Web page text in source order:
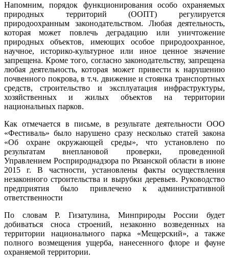
Напомним, порядок функционирования особо охраняемых
природных территорий (ООПТ) регулируется
природоохранным законодательством. Любая деятельность,
которая может повлечь деградацию или уничтожение
природных объектов, имеющих особое природоохранное,
научное, историко-культурное или иное ценное значение
запрещена. Кроме того, согласно законодательству, запрещена
любая деятельность, которая может привести к нарушению
почвенного покрова, в т.ч. движение и стоянка транспортных
средств, строительство и эксплуатация инфраструктуры,
хозяйственных и жилых объектов на территории
национальных парков.
Как отмечается в письме, в результате деятельности ООО
«Фестиваль» было нарушено сразу несколько статей закона
«Об охране окружающей среды», что установлено по
результатам внеплановой проверки, проведенной
Управлением Росприроднадзора по Рязанской области в июне
2015 г. В частности, установлены факты осуществления
незаконного строительства и вырубки деревьев. Руководство
предприятия было привлечено к административной
ответственности
По словам Р. Гизатулина, Минприроды России будет
добиваться сноса строений, незаконно возведенных на
территории национального парка «Мещерский», а также
полного возмещения ущерба, нанесенного флоре и фауне
охраняемой территории.